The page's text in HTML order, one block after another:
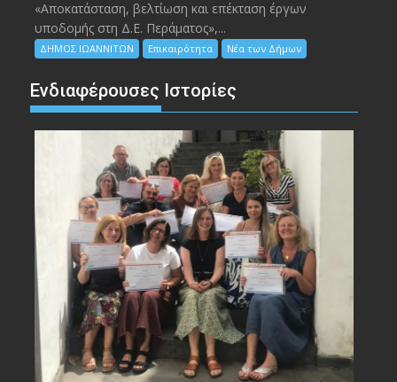
«Αποκατάσταση, βελτίωση και επέκταση έργων
υποδομής στη Δ.Ε. Περάματος»,...
ΔΗΜΟΣ ΙΩΑΝΝΙΤΩΝ Επικαιρότητα Νέα των Δήμων
Ενδιαφέρουσες Ιστορίες